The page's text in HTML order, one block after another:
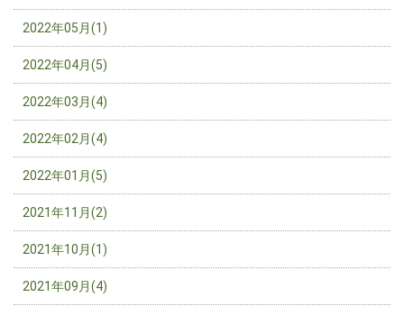
2022年05月(1)
2022年04月(5)
2022年03月(4)
2022年02月(4)
2022年01月(5)
2021年11月(2)
2021年10月(1)
2021年09月(4)